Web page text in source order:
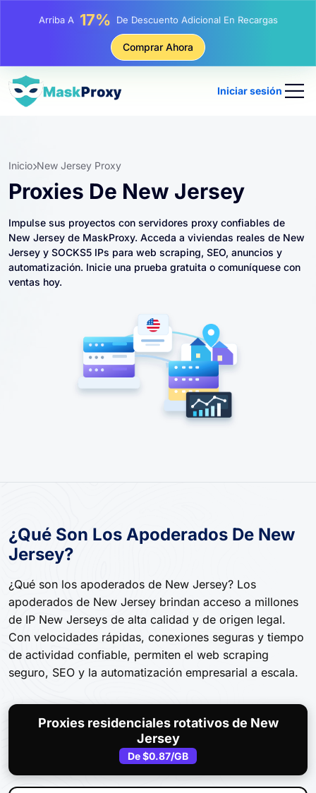
Arriba A 25% Descuento En Compras Estáticas IP
81% Descuento En Compras Rotativas IP
Comprar Ahora
Iniciar sesión
Inicio New Jersey Proxy
Proxies De New Jersey
Impulse sus proyectos con servidores proxy confiables de
New Jersey de MaskProxy. Acceda a viviendas reales de New
Jersey y SOCKS5 IPs para web scraping, SEO, anuncios y
automatización. Inicie una prueba gratuita o comuníquese con
ventas hoy.
¿Qué Son Los Apoderados De New
Jersey?
¿Qué son los apoderados de New Jersey? Los
apoderados de New Jersey brindan acceso a millones
de IP New Jerseys de alta calidad y de origen legal.
Con velocidades rápidas, conexiones seguras y tiempo
de actividad confiable, permiten el web scraping
seguro, SEO y la automatización empresarial a escala.
Proxies residenciales rotativos de New
Jersey
De$0.87/GB